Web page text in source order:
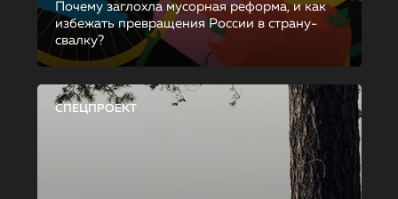
Почему заглохла мусорная реформа, и как
избежать превращения России в страну-
свалку?
СПЕЦПРОЕКТ